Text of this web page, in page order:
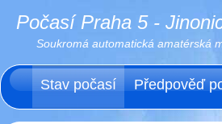
Počasí Praha 5 -
Soukromá automatická amatérská
Stav počasí Předpověď